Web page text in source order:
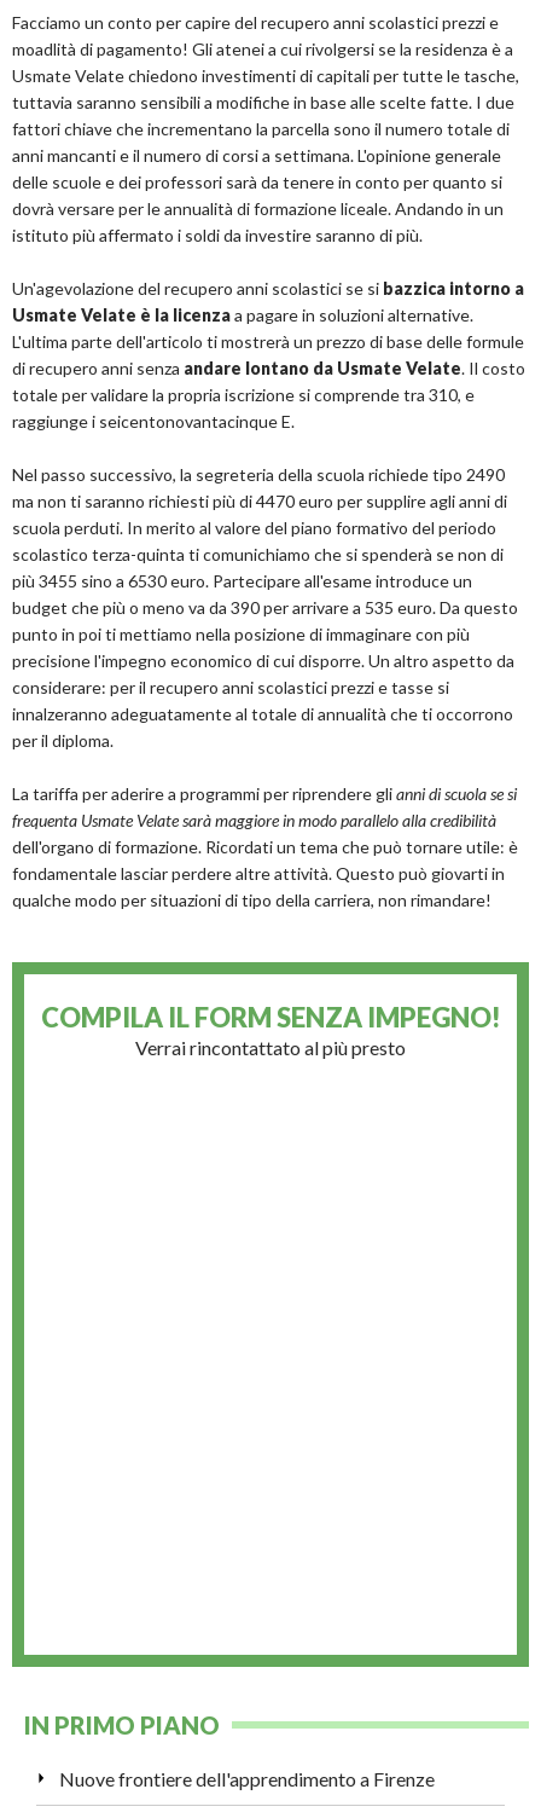
Facciamo un conto per capire del recupero anni scolastici prezzi e
moadlità di pagamento! Gli atenei a cui rivolgersi se la residenza è a
Usmate Velate chiedono investimenti di capitali per tutte le tasche,
tuttavia saranno sensibili a modifiche in base alle scelte fatte. I due
fattori chiave che incrementano la parcella sono il numero totale di
anni mancanti e il numero di corsi a settimana. L'opinione generale
delle scuole e dei professori sarà da tenere in conto per quanto si
dovrà versare per le annualità di formazione liceale. Andando in un
istituto più affermato i soldi da investire saranno di più.
Un'agevolazione del recupero anni scolastici se si bazzica intorno a
Usmate Velate è la licenzaa pagare in soluzioni alternative.
L'ultima parte dell'articolo ti mostrerà un prezzo di base delle formule
di recupero anni senza andare lontano da Usmate Velate. Il costo
totale per validare la propria iscrizione si comprende tra 310, e
raggiunge i seicentonovantacinque E.
Nel passo successivo, la segreteria della scuola richiede tipo 2490
ma non ti saranno richiesti più di 4470 euro per supplire agli anni di
scuola perduti. In merito al valore del piano formativo del periodo
scolastico terza-quinta ti comunichiamo che si spenderà se non di
più 3455 sino a 6530 euro. Partecipare all'esame introduce un
budget che più o meno va da 390 per arrivare a 535 euro. Da questo
punto in poi ti mettiamo nella posizione di immaginare con più
precisione l'impegno economico di cui disporre. Un altro aspetto da
considerare: per il recupero anni scolastici prezzi e tasse si
innalzeranno adeguatamente al totale di annualità che ti occorrono
per il diploma.
La tariffa per aderire a programmi per riprendere glianni di scuola se si
frequenta Usmate Velate sarà maggiore in modo parallelo alla credibilità
dell'organo di formazione. Ricordati un tema che può tornare utile: è
fondamentale lasciar perdere altre attività. Questo può giovarti in
qualche modo per situazioni di tipo della carriera, non rimandare!
COMPILA IL FORMSENZA IMPEGNO!
Verrai rincontattato al più presto
IN PRIMO PIANO
Nuove frontiere dell'apprendimento a Firenze